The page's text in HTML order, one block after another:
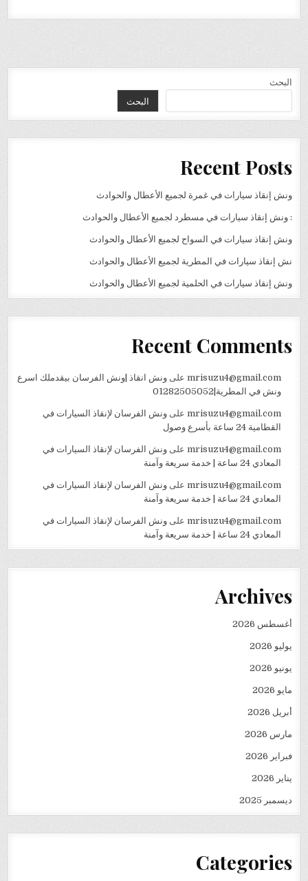
البحث
البحث
Recent Posts
ونش إنقاذ سيارات في غمرة لجميع الأعطال والحوادث
: ونش إنقاذ سيارات في مسطرد لجميع الأعطال والحوادث
ونش إنقاذ سيارات في السواح لجميع الأعطال والحوادث
نش إنقاذ سيارات في المطرية لجميع الأعطال والحوادث
ونش إنقاذ سيارات في الحلمية لجميع الأعطال والحوادث
Recent Comments
mrisuzu4@gmail.comعلى ونش انقاذ |ونش الفرسان بيقدملك اسرع
ونش في المطرية|01282505052
mrisuzu4@gmail.comعلى ونش الفرسان لإنقاذ السيارات في
القطامية 24 ساعة بأسرع وصول
mrisuzu4@gmail.comعلى ونش الفرسان لإنقاذ السيارات في
المعادي 24 ساعة | خدمة سريعة وآمنة
mrisuzu4@gmail.comعلى ونش الفرسان لإنقاذ السيارات في
المعادي 24 ساعة | خدمة سريعة وآمنة
mrisuzu4@gmail.comعلى ونش الفرسان لإنقاذ السيارات في
المعادي 24 ساعة | خدمة سريعة وآمنة
Archives
أغسطس 2026
يوليو 2026
يونيو 2026
مايو 2026
أبريل 2026
مارس 2026
فبراير 2026
يناير 2026
ديسمبر 2025
Categories